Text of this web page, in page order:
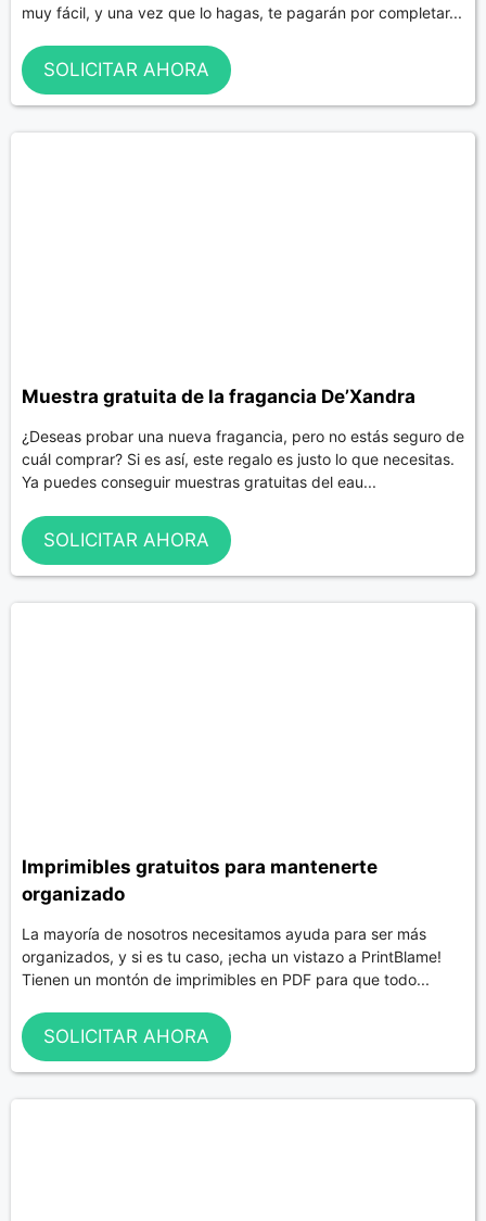
muy fácil, y una vez que lo hagas, te pagarán por completar...
SOLICITAR AHORA
Muestra gratuita de la fragancia De’Xandra
¿Deseas probar una nueva fragancia, pero no estás seguro de
cuál comprar? Si es así, este regalo es justo lo que necesitas.
Ya puedes conseguir muestras gratuitas del eau...
SOLICITAR AHORA
Imprimibles gratuitos para mantenerte
organizado
La mayoría de nosotros necesitamos ayuda para ser más
organizados, y si es tu caso, ¡echa un vistazo a PrintBlame!
Tienen un montón de imprimibles en PDF para que todo...
SOLICITAR AHORA